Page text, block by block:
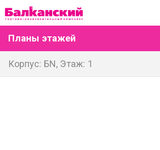
Планы этажей
Корпус: БN, Этаж: 1